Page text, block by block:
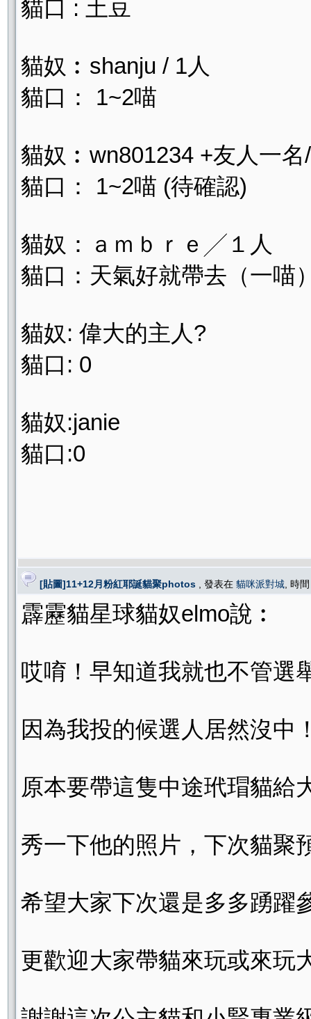
貓口 : 土豆
貓奴︰shanju / 1人
貓口： 1~2喵
貓奴︰wn801234 +友人一名
貓口： 1~2喵 (待確認)
貓奴：ａｍｂｒｅ╱１人
貓口：天氣好就帶去（一喵
貓奴: 偉大的主人?
貓口: 0
貓奴:janie
貓口:0
[貼圖]11+12月粉紅耶誕貓聚photos , 發表在 貓咪派對城 , 時
霹靂貓星球貓奴elmo說︰
哎唷！早知道我就也不管選
因為我投的候選人居然沒中
原本要帶這隻中途玳瑁貓給
秀一下他的照片，下次貓聚
希望大家下次還是多多踴躍
更歡迎大家帶貓來玩或來玩